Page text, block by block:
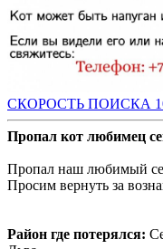
СКОРОСТЬ ПОИСКА
Пропал кот любимец
Пропал наш любимый
Просим вернуть за
Район где потерялся: